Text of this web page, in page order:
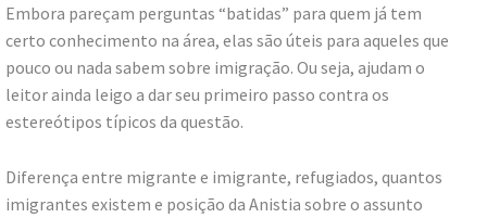
Embora pareçam perguntas “batidas” para quem já tem
certo conhecimento na área, elas são úteis para aqueles que
pouco ou nada sabem sobre imigração. Ou seja, ajudam o
leitor ainda leigo a dar seu primeiro passo contra os
estereótipos típicos da questão.
Diferença entre migrante e imigrante, refugiados, quantos
imigrantes existem e posição da Anistia sobre o assunto